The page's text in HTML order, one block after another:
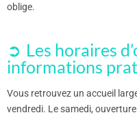
oblige.
Les horaires
informations
Vous retrouvez un accueil
vendredi. Le samedi,